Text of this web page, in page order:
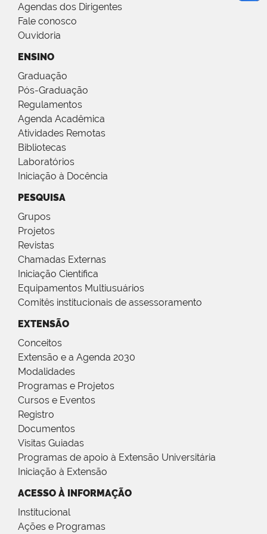
Agendas dos Dirigentes
Fale conosco
Ouvidoria
ENSINO
Graduação
Pós-Graduação
Regulamentos
Agenda Acadêmica
Atividades Remotas
Bibliotecas
Laboratórios
Iniciação à Docência
PESQUISA
Grupos
Projetos
Revistas
Chamadas Externas
Iniciação Científica
Equipamentos Multiusuários
Comitês institucionais de assessoramento
EXTENSÃO
Conceitos
Extensão e a Agenda 2030
Modalidades
Programas e Projetos
Cursos e Eventos
Registro
Documentos
Visitas Guiadas
Programas de apoio à Extensão Universitária
Iniciação à Extensão
ACESSO À INFORMAÇÃO
Institucional
Ações e Programas